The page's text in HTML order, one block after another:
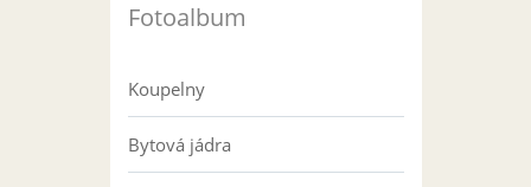
Fotoalbum
Koupelny
Bytová jádra